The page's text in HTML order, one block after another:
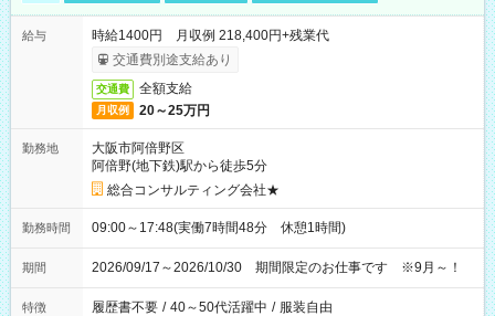
給与
時給1400円 月収例 218,400円+残業代
交通費別途支給あり
交通費 全額支給
月収例 20～25万円
勤務地
大阪市阿倍野区
阿倍野(地下鉄)駅から徒歩5分
総合コンサルティング会社★
勤務時間 09:00～17:48(実働7時間48分 休憩1時間)
期間 2026/09/17～2026/10/30 期間限定のお仕事です ※9月～！
特徴 履歴書不要 / 40～50代活躍中 / 服装自由